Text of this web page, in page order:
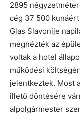
2895
cég 37 500
Glas Slavonije
megnézték az
voltak a hotel
működési
jelentkeztek. Most
illető döntésére
alpolgármester